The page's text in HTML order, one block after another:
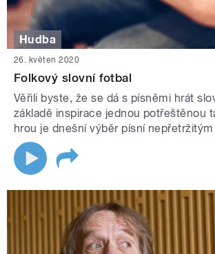
Hudba
26. květen 2020
Folkový slovní fotbal
Věřili byste, že se dá s písněmi hrát
základě inspirace jednou potřeštěnou
hrou je dnešní výběr písní